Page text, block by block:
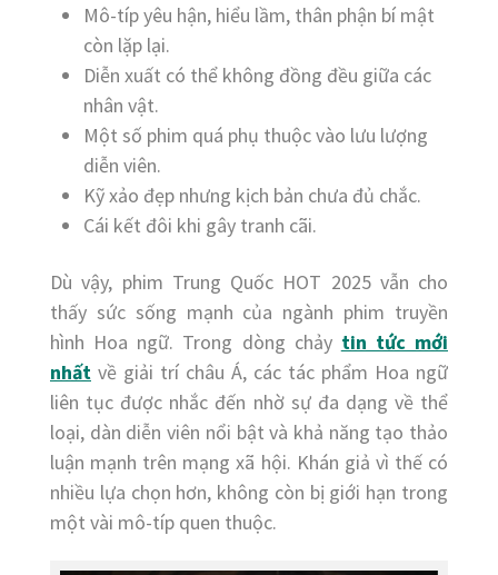
Mô-típ yêu hận, hiểu lầm, thân phận bí mật
còn lặp lại.
Diễn xuất có thể không đồng đều giữa các
nhân vật.
Một số phim quá phụ thuộc vào lưu lượng
diễn viên.
Kỹ xảo đẹp nhưng kịch bản chưa đủ chắc.
Cái kết đôi khi gây tranh cãi.
Dù vậy, phim Trung Quốc HOT 2025 vẫn cho
thấy sức sống mạnh của ngành phim truyền
hình Hoa ngữ. Trong dòng chảy tin tức mới
nhất về giải trí châu Á, các tác phẩm Hoa ngữ
liên tục được nhắc đến nhờ sự đa dạng về thể
loại, dàn diễn viên nổi bật và khả năng tạo thảo
luận mạnh trên mạng xã hội. Khán giả vì thế có
nhiều lựa chọn hơn, không còn bị giới hạn trong
một vài mô-típ quen thuộc.